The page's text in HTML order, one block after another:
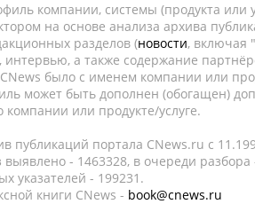
компании, системы (продукта или
на основе анализа архива
разделов (новости, включая
а также содержание
было с именем компании или
может быть дополнен (обогащен)
компании или продукте/услуге.
публикаций портала CNews.ru c
- 1463328, в очереди разбора
указателей - 199231.
книги CNews - book@cnews.ru